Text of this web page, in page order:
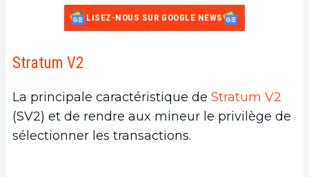
LISEZ-NOUS SUR GOOGLE NEWS
Stratum V2
La principale caractéristique de Stratum V2
(SV2) et de rendre aux mineur le privilège de
sélectionner les transactions.